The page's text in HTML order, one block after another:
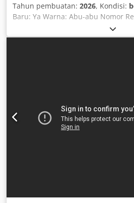
Tahun pembuatan: 2026, Kondisi:
Baru: Ya Warna: Abu-abu Nomor
kosong: 650 kg Fungsional Dimensi
60 cm Tanda CE: ya Kondisi
Kondisi teknis: sangat baik